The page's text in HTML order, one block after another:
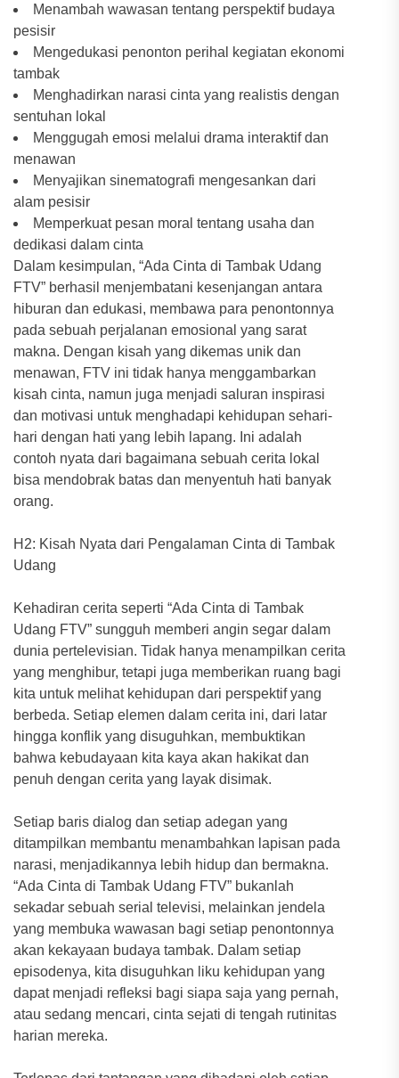
Menambah wawasan tentang perspektif budaya
pesisir
Mengedukasi penonton perihal kegiatan ekonomi
tambak
Menghadirkan narasi cinta yang realistis dengan
sentuhan lokal
Menggugah emosi melalui drama interaktif dan
menawan
Menyajikan sinematografi mengesankan dari
alam pesisir
Memperkuat pesan moral tentang usaha dan
dedikasi dalam cinta
Dalam kesimpulan, “Ada Cinta di Tambak Udang
FTV” berhasil menjembatani kesenjangan antara
hiburan dan edukasi, membawa para penontonnya
pada sebuah perjalanan emosional yang sarat
makna. Dengan kisah yang dikemas unik dan
menawan, FTV ini tidak hanya menggambarkan
kisah cinta, namun juga menjadi saluran inspirasi
dan motivasi untuk menghadapi kehidupan sehari-
hari dengan hati yang lebih lapang. Ini adalah
contoh nyata dari bagaimana sebuah cerita lokal
bisa mendobrak batas dan menyentuh hati banyak
orang.
H2: Kisah Nyata dari Pengalaman Cinta di Tambak
Udang
Kehadiran cerita seperti “Ada Cinta di Tambak
Udang FTV” sungguh memberi angin segar dalam
dunia pertelevisian. Tidak hanya menampilkan cerita
yang menghibur, tetapi juga memberikan ruang bagi
kita untuk melihat kehidupan dari perspektif yang
berbeda. Setiap elemen dalam cerita ini, dari latar
hingga konflik yang disuguhkan, membuktikan
bahwa kebudayaan kita kaya akan hakikat dan
penuh dengan cerita yang layak disimak.
Setiap baris dialog dan setiap adegan yang
ditampilkan membantu menambahkan lapisan pada
narasi, menjadikannya lebih hidup dan bermakna.
“Ada Cinta di Tambak Udang FTV” bukanlah
sekadar sebuah serial televisi, melainkan jendela
yang membuka wawasan bagi setiap penontonnya
akan kekayaan budaya tambak. Dalam setiap
episodenya, kita disuguhkan liku kehidupan yang
dapat menjadi refleksi bagi siapa saja yang pernah,
atau sedang mencari, cinta sejati di tengah rutinitas
harian mereka.